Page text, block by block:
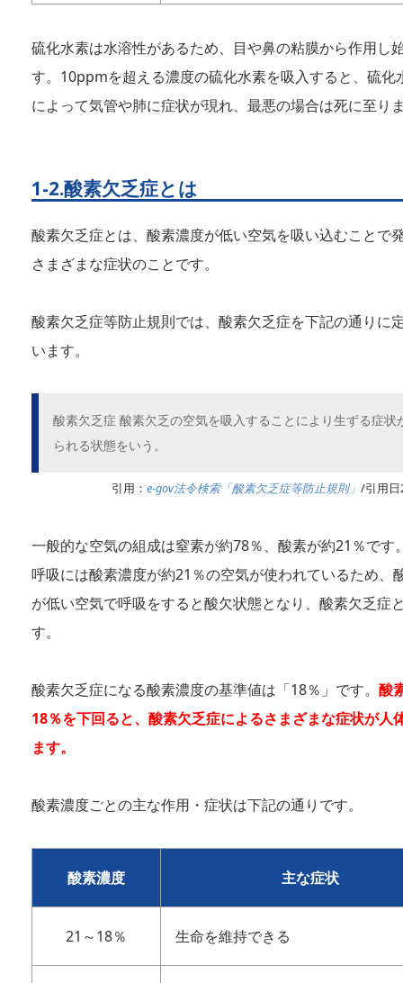
硫化水素は水溶性があるため、目や鼻の粘膜から作用し
す。10ppmを超える濃度の硫化水素を吸入すると、硫化
によって気管や肺に症状が現れ、最悪の場合は死に至り
1-2.酸素欠乏症とは
酸素欠乏症とは、酸素濃度が低い空気を吸い込むことで
さまざまな症状のことです。
酸素欠乏症等防止規則では、酸素欠乏症を下記の通りに
います。
酸素欠乏症 酸素欠乏の空気を吸入することにより生ずる症状
られる状態をいう。
引用： e-gov法令検索「酸素欠乏症等防止規則」 /引用
一般的な空気の組成は窒素が約78％、酸素が約21％です
呼吸には酸素濃度が約21％の空気が使われているため、
が低い空気で呼吸をすると酸欠状態となり、酸素欠乏症
す。
酸素欠乏症になる酸素濃度の基準値は「18％」です。 酸
18％を下回ると、酸素欠乏症によるさまざまな症状が人
ます。
酸素濃度ごとの主な作用・症状は下記の通りです。
酸素濃度 主な症状
21～18％ 生命を維持できる